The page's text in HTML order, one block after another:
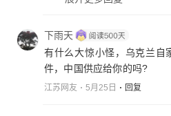
下雨天
有什么大惊小怪，乌克兰自
件，中国供应给你的吗?
江苏网友 5月25日 回复